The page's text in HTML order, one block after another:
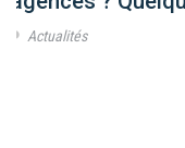
Actualités